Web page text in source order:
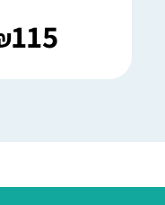
115